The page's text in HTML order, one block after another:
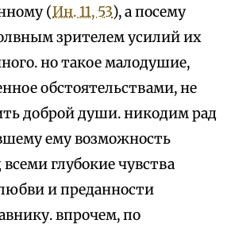
(Ин. 11, 53), а посему
зрителем усилий их
но такое малодушие,
обстоятельствами, не
доброй души. никодим рад
ему возможность
глубокие чувства
и преданности
впрочем, по